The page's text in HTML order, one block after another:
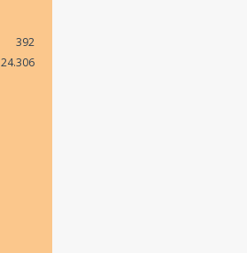
392
24.306